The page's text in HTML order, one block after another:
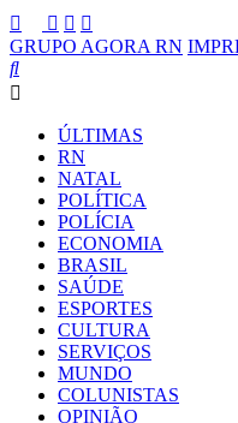
GRUPO AGORA RN
ÚLTIMAS
RN
NATAL
POLÍTICA
POLÍCIA
ECONOMIA
BRASIL
SAÚDE
ESPORTES
CULTURA
SERVIÇOS
MUNDO
COLUNISTAS
OPINIÃO